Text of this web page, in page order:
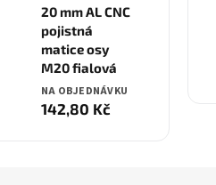
20 mm AL CNC
pojistná
matice osy
M20 fialová
NA OBJEDNÁVKU
142,80 Kč